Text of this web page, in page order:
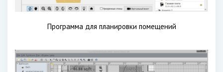
Программа для планировки помещений